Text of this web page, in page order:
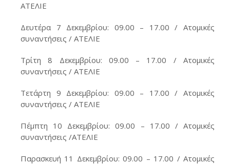
ΑΤΕΛΙΕ
Δευτέρα 7 Δεκεμβρίου: 09.00 – 17.00 / Ατομικές
συναντήσεις / ΑΤΕΛΙΕ
Τρίτη 8 Δεκεμβρίου: 09.00 – 17.00 / Ατομικές
συναντήσεις / ΑΤΕΛΙΕ
Τετάρτη 9 Δεκεμβρίου: 09.00 – 17.00 / Ατομικές
συναντήσεις / ΑΤΕΛΙΕ
Πέμπτη 10 Δεκεμβρίου: 09.00 – 17.00 / Ατομικές
συναντήσεις /ΑΤΕΛΙΕ
Παρασκευή 11 Δεκεμβρίου: 09.00 – 17.00 / Ατομικές